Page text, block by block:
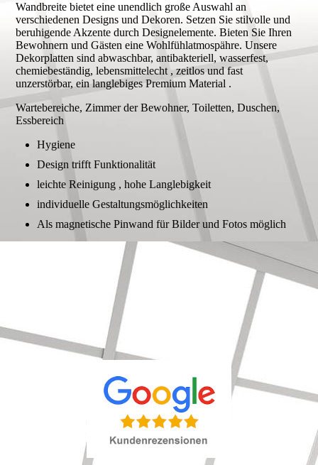
Wandbreite bietet eine unendlich große Auswahl an
verschiedenen Designs und Dekoren. Setzen Sie stilvolle und
beruhigende Akzente durch Designelemente. Bieten Sie Ihren
Bewohnern und Gästen eine Wohlfühlatmospähre. Unsere
Dekorplatten sind abwaschbar, antibakteriell, wasserfest,
chemiebeständig, lebensmittelecht , zeitlos und fast
unzerstörbar, ein langlebiges Premium Material .
Wartebereiche, Zimmer der Bewohner, Toiletten, Duschen,
Essbereich
Hygiene
Design trifft Funktionalität
leichte Reinigung , hohe Langlebigkeit
individuelle Gestaltungsmöglichkeiten
Als magnetische Pinwand für Bilder und Fotos möglich